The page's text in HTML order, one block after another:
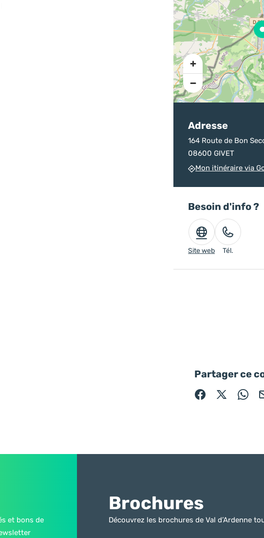
sur la
Ardenne
d’un
devenu
Pratique
chineurs
Adresse
164 Route de Bon
08600 GIVET
Mon itinéraire via
Besoin d'info ?
Site web Tél.
Partager ce
Partager sur
Partager
et bons de
Brochures
Découvrez les brochures de Val d’Ardenne